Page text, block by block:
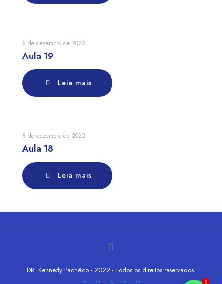
8 de dezembro de 2022
Aula 19
Leia mais
8 de dezembro de 2022
Aula 18
Leia mais
DR. Kennedy Pachêco - 2022 - Todos os direitos reservados.
2